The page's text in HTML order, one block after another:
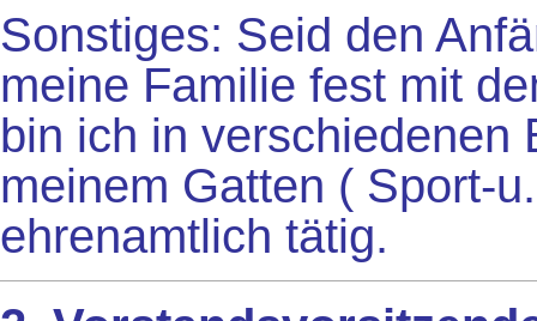
Sonstiges: Seid den
meine Familie fest mit
bin ich in verschiedenen
meinem Gatten ( Sport-
ehrenamtlich tätig.